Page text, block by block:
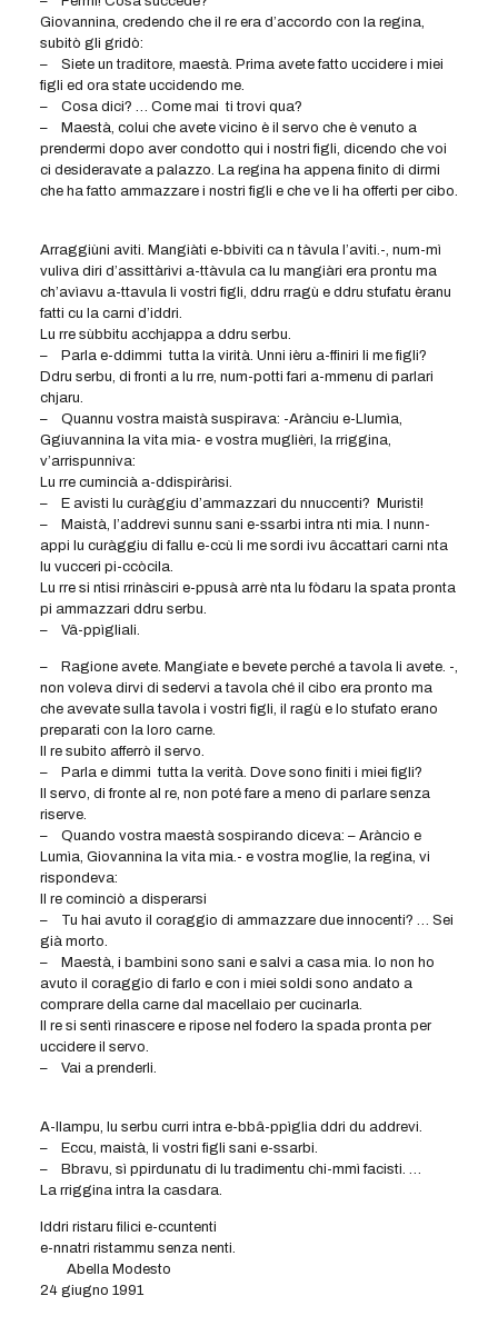
Giovannina, credendo che il re era d’accordo con la regina,
subitò gli gridò:
– Siete un traditore, maestà. Prima avete fatto uccidere i miei
figli ed ora state uccidendo me.
– Cosa dici? … Come mai ti trovi qua?
– Maestà, colui che avete vicino è il servo che è venuto a
prendermi dopo aver condotto qui i nostri figli, dicendo che voi
ci desideravate a palazzo. La regina ha appena finito di dirmi
che ha fatto ammazzare i nostri figli e che ve li ha offerti per cibo.
Arraggiùni aviti. Mangiàti e-bbiviti ca n tàvula l’aviti.-, num-mì
vuliva diri d’assittàrivi a-ttàvula ca lu mangiàri era prontu ma
ch’avìavu a-ttavula li vostri figli, ddru rragù e ddru stufatu èranu
fatti cu la carni d’iddri.
Lu rre sùbbitu acchjappa a ddru serbu.
– Parla e-ddimmi tutta la virità. Unni ièru a-ffiniri li me figli?
Ddru serbu, di fronti a lu rre, num-potti fari a-mmenu di parlari
chjaru.
– Quannu vostra maistà suspirava: -Arànciu e-Llumìa,
Ggiuvannina la vita mia- e vostra muglièri, la rriggina,
v’arrispunniva:
Lu rre cumincià a-ddispiràrisi.
– E avisti lu curàggiu d’ammazzari du nnuccenti? Muristi!
– Maistà, l’addrevi sunnu sani e-ssarbi intra nti mia. I nunn-
appi lu curàggiu di fallu e-ccù li me sordi ivu âccattari carni nta
lu vucceri pi-ccòcila.
Lu rre si ntisi rrinàsciri e-ppusà arrè nta lu fòdaru la spata pronta
pi ammazzari ddru serbu.
– Vâ-ppìgliali.
– Ragione avete. Mangiate e bevete perché a tavola li avete. -,
non voleva dirvi di sedervi a tavola ché il cibo era pronto ma
che avevate sulla tavola i vostri figli, il ragù e lo stufato erano
preparati con la loro carne.
Il re subito afferrò il servo.
– Parla e dimmi tutta la verità. Dove sono finiti i miei figli?
Il servo, di fronte al re, non poté fare a meno di parlare senza
riserve.
– Quando vostra maestà sospirando diceva: – Aràncio e
Lumìa, Giovannina la vita mia.- e vostra moglie, la regina, vi
rispondeva:
Il re cominciò a disperarsi
– Tu hai avuto il coraggio di ammazzare due innocenti? … Sei
già morto.
– Maestà, i bambini sono sani e salvi a casa mia. Io non ho
avuto il coraggio di farlo e con i miei soldi sono andato a
comprare della carne dal macellaio per cucinarla.
Il re si sentì rinascere e ripose nel fodero la spada pronta per
uccidere il servo.
– Vai a prenderli.
A-llampu, lu serbu curri intra e-bbâ-ppìglia ddri du addrevi.
– Eccu, maistà, li vostri figli sani e-ssarbi.
– Bbravu, sì ppirdunatu di lu tradimentu chi-mmì facisti. …
La rriggina intra la casdara.
Iddri ristaru filici e-ccuntenti
e-nnatri ristammu senza nenti.
Abella Modesto
24 giugno 1991